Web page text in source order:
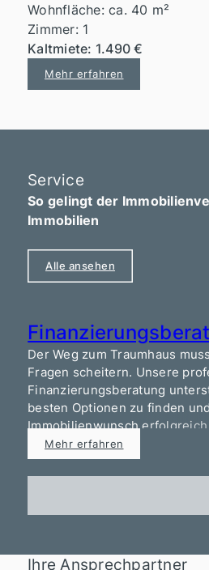
Wohnfläche: ca. 40 m²
Zimmer: 1
Kaltmiete: 1.490 €
Mehr erfahren
Service
So gelingt der
Immobilien
Alle ansehen
Der Weg zum Traumhaus
Fragen scheitern. Unsere
Finanzierungsberatung
besten Optionen zu finden
Immobilienwunsch
Nutzen Sie auch unseren
eine erste Einschätzung!
Mehr erfahren
Ihre Ansprechpartner